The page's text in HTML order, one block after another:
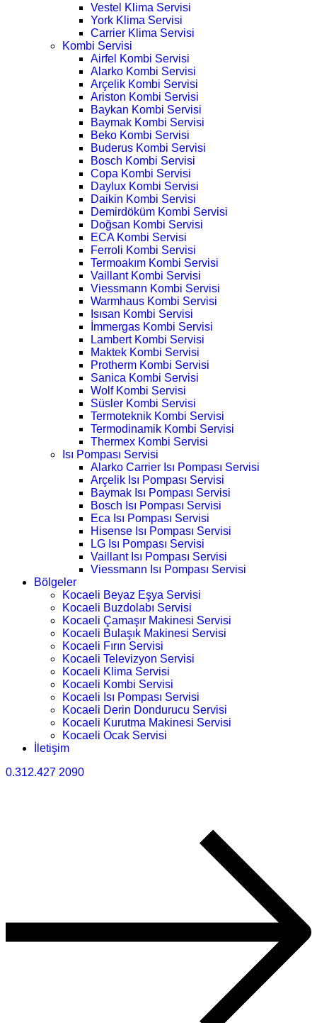
Vestel Klima Servisi
York Klima Servisi
Carrier Klima Servisi
Kombi Servisi
Airfel Kombi Servisi
Alarko Kombi Servisi
Arçelik Kombi Servisi
Ariston Kombi Servisi
Baykan Kombi Servisi
Baymak Kombi Servisi
Beko Kombi Servisi
Buderus Kombi Servisi
Bosch Kombi Servisi
Copa Kombi Servisi
Daylux Kombi Servisi
Daikin Kombi Servisi
Demirdöküm Kombi Servisi
Doğsan Kombi Servisi
ECA Kombi Servisi
Ferroli Kombi Servisi
Termoakım Kombi Servisi
Vaillant Kombi Servisi
Viessmann Kombi Servisi
Warmhaus Kombi Servisi
Isısan Kombi Servisi
İmmergas Kombi Servisi
Lambert Kombi Servisi
Maktek Kombi Servisi
Protherm Kombi Servisi
Sanica Kombi Servisi
Wolf Kombi Servisi
Süsler Kombi Servisi
Termoteknik Kombi Servisi
Termodinamik Kombi Servisi
Thermex Kombi Servisi
Isı Pompası Servisi
Alarko Carrier Isı Pompası Servisi
Arçelik Isı Pompası Servisi
Baymak Isı Pompası Servisi
Bosch Isı Pompası Servisi
Eca Isı Pompası Servisi
Hisense Isı Pompası Servisi
LG Isı Pompası Servisi
Vaillant Isı Pompası Servisi
Viessmann Isı Pompası Servisi
Bölgeler
Kocaeli Beyaz Eşya Servisi
Kocaeli Buzdolabı Servisi
Kocaeli Çamaşır Makinesi Servisi
Kocaeli Bulaşık Makinesi Servisi
Kocaeli Fırın Servisi
Kocaeli Televizyon Servisi
Kocaeli Klima Servisi
Kocaeli Kombi Servisi
Kocaeli Isı Pompası Servisi
Kocaeli Derin Dondurucu Servisi
Kocaeli Kurutma Makinesi Servisi
Kocaeli Ocak Servisi
İletişim
0.312.427 2090